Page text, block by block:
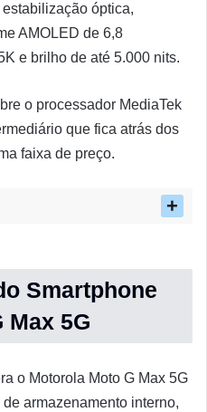
óptica,
AMOLED de 6,8
e brilho de até 5.000 nits.
o processador MediaTek
que fica atrás dos
faixa de preço.
Smartphone
Max 5G
o Motorola Moto G Max 5G
armazenamento interno,